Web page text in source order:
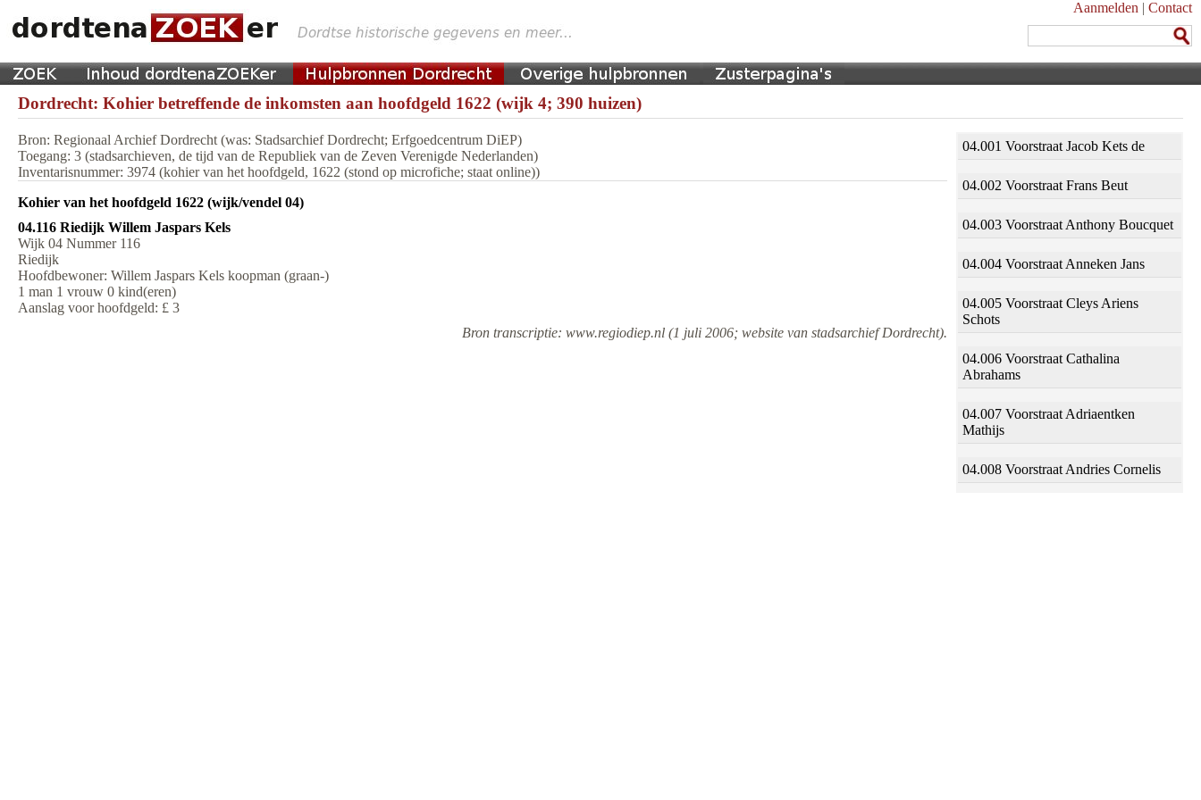
Aanmelden | Contact
Dordrecht: Kohier betreffende de inkomsten aan hoofdgeld 1622 (wijk 4; 390 huizen)
04.001 Voorstraat Jacob Kets de
04.002 Voorstraat Frans Beut
04.003 Voorstraat Anthony Boucquet
04.004 Voorstraat Anneken Jans
04.005 Voorstraat Cleys Ariens
Schots
04.006 Voorstraat Cathalina
Abrahams
04.007 Voorstraat Adriaentken
Mathijs
04.008 Voorstraat Andries Cornelis
Bron: Regionaal Archief Dordrecht (was: Stadsarchief Dordrecht; Erfgoedcentrum DiEP)
Toegang: 3 (stadsarchieven, de tijd van de Republiek van de Zeven Verenigde Nederlanden)
Inventarisnummer: 3974 (kohier van het hoofdgeld, 1622 (stond op microfiche; staat online))
Kohier van het hoofdgeld 1622 (wijk/vendel 04)
04.116 Riedijk Willem Jaspars Kels
Wijk 04 Nummer 116
Riedijk
Hoofdbewoner: Willem Jaspars Kels koopman (graan-)
1 man 1 vrouw 0 kind(eren)
Aanslag voor hoofdgeld: £ 3
Bron transcriptie: www.regiodiep.nl (1 juli 2006; website van stadsarchief Dordrecht).